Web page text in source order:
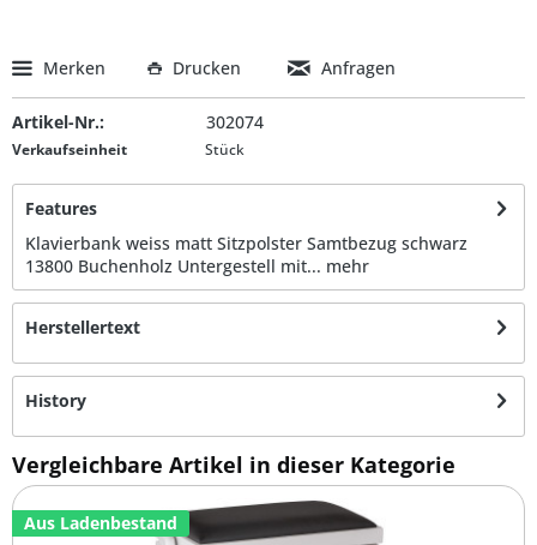
Merken Drucken Anfragen
Artikel-Nr.: 302074
Verkaufseinheit Stück
Features
Klavierbank weiss matt Sitzpolster Samtbezug schwarz
13800 Buchenholz Untergestell mit... mehr
Herstellertext
History
Vergleichbare Artikel in dieser Kategorie
Aus Ladenbestand